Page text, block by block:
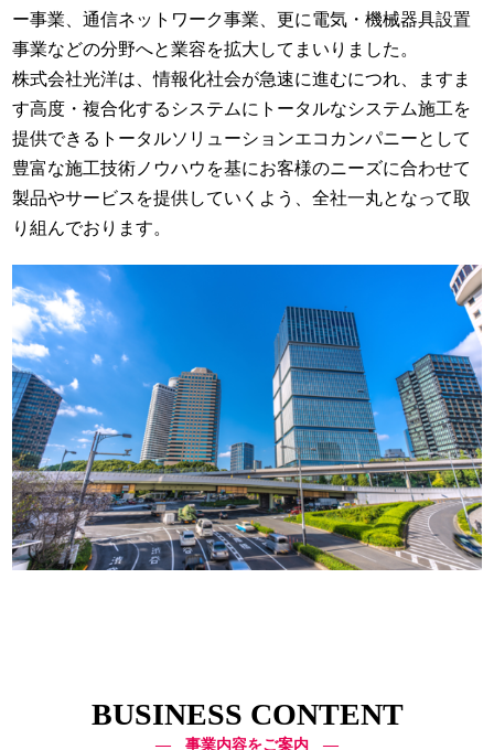
ー事業、通信ネットワーク事業、更に電気・機械器具設置
事業などの分野へと業容を拡大してまいりました。
株式会社光洋は、情報化社会が急速に進むにつれ、ますま
す高度・複合化するシステムにトータルなシステム施工を
提供できるトータルソリューションエコカンパニーとして
豊富な施工技術ノウハウを基にお客様のニーズに合わせて
製品やサービスを提供していくよう、全社一丸となって取
り組んでおります。
BUSINESS CONTENT
事業内容をご案内